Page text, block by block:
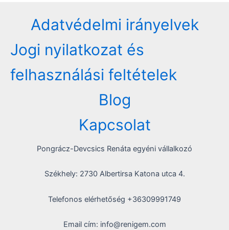
Adatvédelmi irányelvek
Jogi nyilatkozat és
felhasználási feltételek
Blog
Kapcsolat
Pongrácz-Devcsics Renáta egyéni vállalkozó
Székhely: 2730 Albertirsa Katona utca 4.
Telefonos elérhetőség +36309991749
Email cím: info@renigem.com